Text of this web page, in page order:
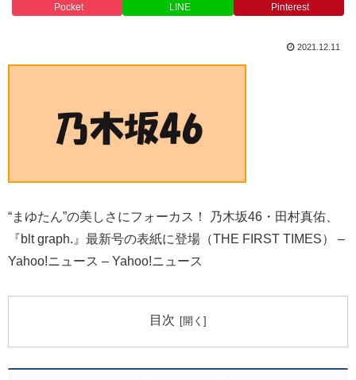
Pocket LINE Pinterest
2021.12.11
“まゆたん”の美しさにフォーカス！ 乃木坂46・田村真佑、
『blt graph.』最新号の表紙に登場（THE FIRST TIMES） –
Yahoo!ニュース – Yahoo!ニュース
目次